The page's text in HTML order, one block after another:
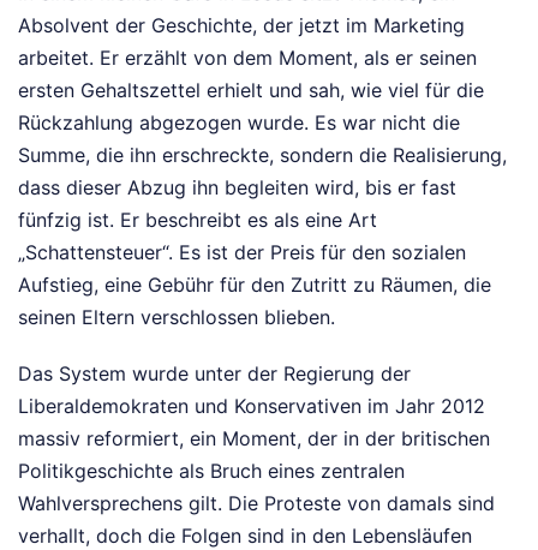
Absolvent der Geschichte, der jetzt im Marketing
arbeitet. Er erzählt von dem Moment, als er seinen
ersten Gehaltszettel erhielt und sah, wie viel für die
Rückzahlung abgezogen wurde. Es war nicht die
Summe, die ihn erschreckte, sondern die Realisierung,
dass dieser Abzug ihn begleiten wird, bis er fast
fünfzig ist. Er beschreibt es als eine Art
„Schattensteuer“. Es ist der Preis für den sozialen
Aufstieg, eine Gebühr für den Zutritt zu Räumen, die
seinen Eltern verschlossen blieben.
Das System wurde unter der Regierung der
Liberaldemokraten und Konservativen im Jahr 2012
massiv reformiert, ein Moment, der in der britischen
Politikgeschichte als Bruch eines zentralen
Wahlversprechens gilt. Die Proteste von damals sind
verhallt, doch die Folgen sind in den Lebensläufen